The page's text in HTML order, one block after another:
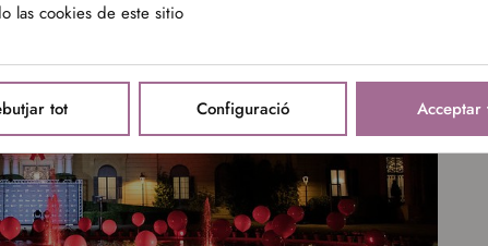
las cookies de este sitio
tot Configuració Acceptar